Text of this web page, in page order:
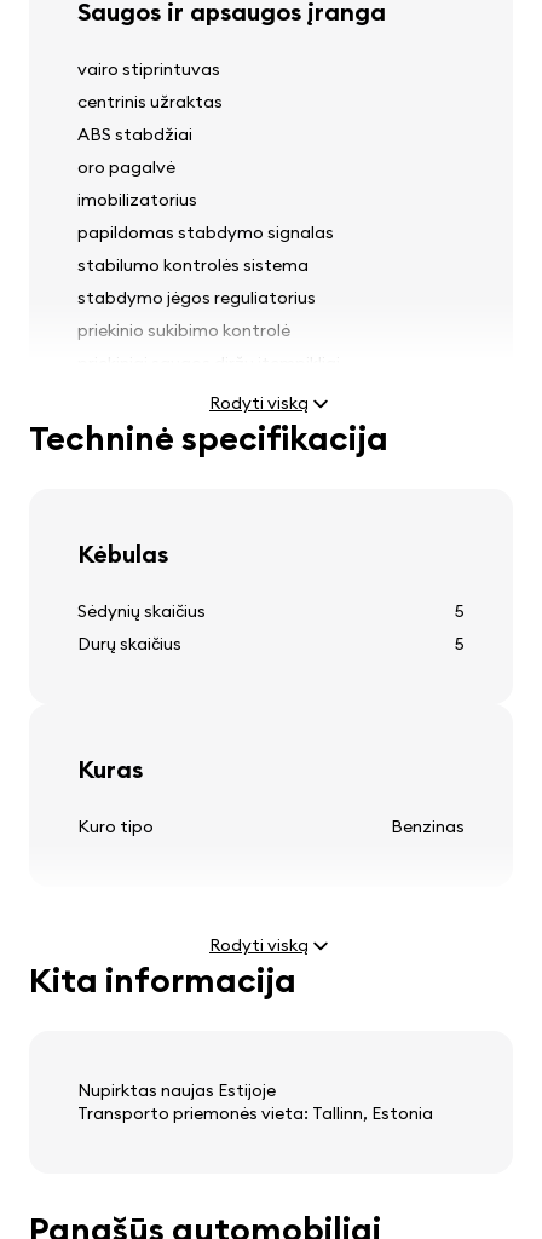
Saugos ir apsaugos įranga
vairo stiprintuvas
centrinis užraktas
ABS stabdžiai
oro pagalvė
imobilizatorius
papildomas stabdymo signalas
stabilumo kontrolės sistema
stabdymo jėgos reguliatorius
priekinio sukibimo kontrolė
rūko žibintai
lengvojo lydinio ratlankiai
reguliuojama vairo kolona
multifunkcinis vairo ratukas
garsiakalbiai
Rodyti viską
Techninė specifikacija
Kėbulas
Sėdynių skaičius
5
Durų skaičius
5
Kuras
Kuro tipo Benzinas
Variklis
Rodyti viską
Kita informacija
Nupirktas naujas Estijoje
Transporto priemonės vieta: Tallinn, Estonia
Panašūs automobiliai